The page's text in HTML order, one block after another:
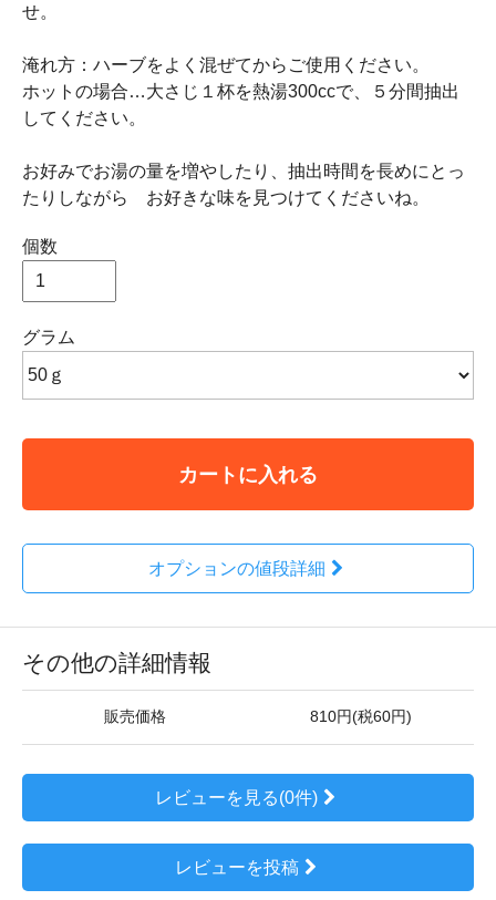
せ。
淹れ方：ハーブをよく混ぜてからご使用ください。
ホットの場合…大さじ１杯を熱湯300ccで、５分間抽出
してください。
お好みでお湯の量を増やしたり、抽出時間を長めにとっ
たりしながら お好きな味を見つけてくださいね。
個数
グラム
カートに入れる
オプションの値段詳細
その他の詳細情報
販売価格 810円(税60円)
レビューを見る(0件)
レビューを投稿